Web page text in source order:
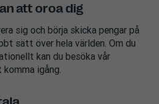
att oroa dig
sig och börja skicka pengar på
sätt över hela världen. Om du
kan du besöka vår
igång.